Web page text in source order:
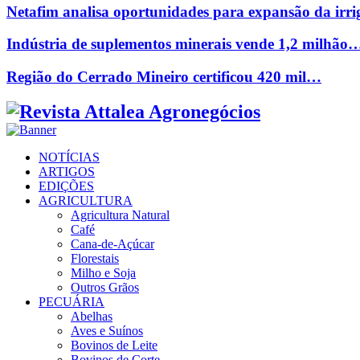
Netafim analisa oportunidades para expansão da
Indústria de suplementos minerais vende 1,2
Região do Cerrado Mineiro certificou 420 mil…
Facebook
Twitter
Instagram
Linkedin
Youtube
Email
NOTÍCIAS
ARTIGOS
EDIÇÕES
AGRICULTURA
Agricultura Natural
Café
Cana-de-Açúcar
Florestais
Milho e Soja
Outros Grãos
PECUÁRIA
Abelhas
Aves e Suínos
Bovinos de Leite